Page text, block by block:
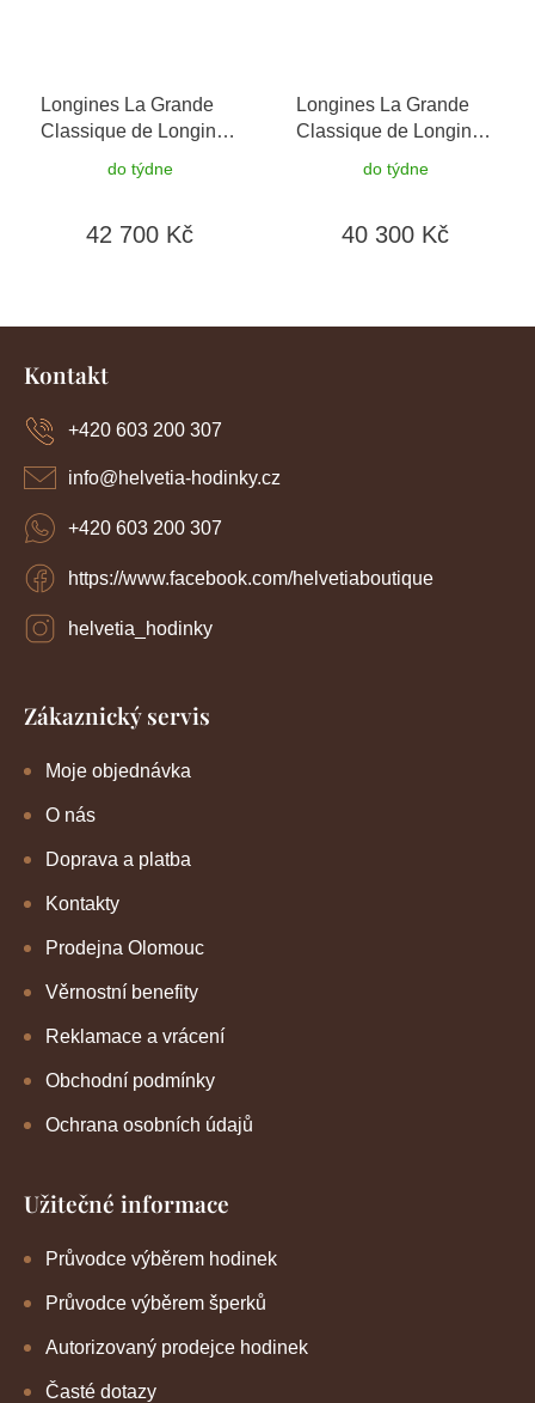
Longines La Grande
Classique de Longines
prodloužená záruka 5
do 90 dní + 5 let na
do týdne
42 700 Kč
Longines La Grande
Classique de Longines
prodloužená záruka 5
do 90 dní + 5 let na
do týdne
40 300 Kč
Z
Kontakt
info@helvetia-hodinky.cz
+420 603 200 307
https://www.facebook.com/helvetiaboutique
helvetia_hodinky
+420 603 200 307
Zákaznický servis
Moje objednávka
O nás
Doprava a platba
Kontakty
Prodejna Olomouc
Věrnostní benefity
Reklamace a vrácení
Obchodní podmínky
Ochrana osobních údajů
Užitečné informace
Průvodce výběrem hodinek
Průvodce výběrem šperků
Autorizovaný prodejce hodinek
Časté dotazy